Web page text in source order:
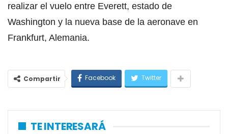
realizar el vuelo entre Everett, estado de
Washington y la nueva base de la aeronave en
Frankfurt, Alemania.
Compartir Facebook Twitter
TE INTERESARÁ